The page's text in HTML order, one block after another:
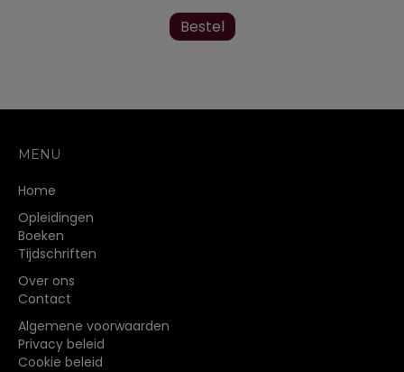
Bestel
MENU
Home
Opleidingen
Boeken
Tijdschriften
Over ons
Contact
Algemene voorwaarden
Privacy beleid
Cookie beleid